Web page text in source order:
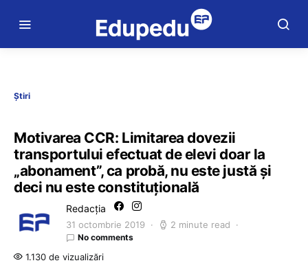
Știri
Motivarea CCR: Limitarea dovezii
transportului efectuat de elevi doar la
„abonament”, ca probă, nu este justă şi
deci nu este constituţională
Redacția
31 octombrie 2019 2 minute read
No comments
1.130 de vizualizări